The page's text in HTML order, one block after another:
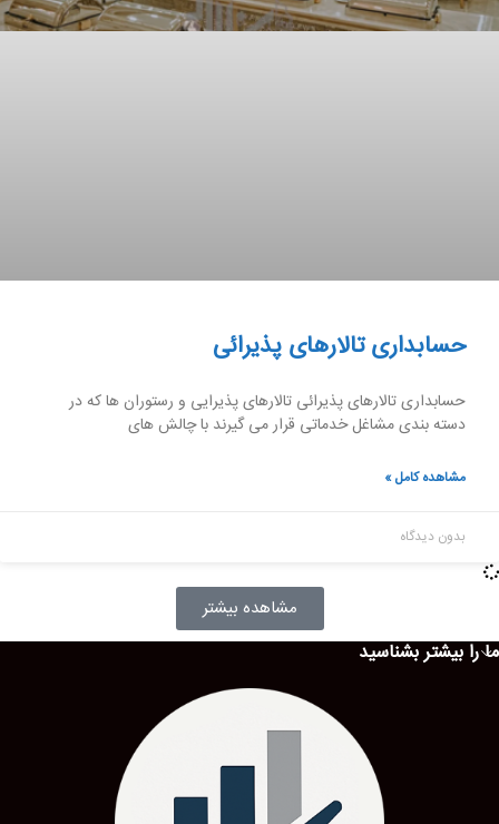
حسابداری تالارهای پذیرائی
حسابداری تالارهای پذیرائی تالارهای پذیرایی و رستوران ها که در
دسته بندی مشاغل خدماتی قرار می گیرند با چالش های
مشاهده کامل »
بدون دیدگاه
مشاهده بیشتر
ما را بیشتر بشناسید